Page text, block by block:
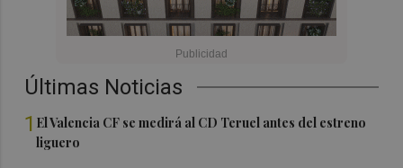
Últimas Noticias
1 El Valencia CF se medirá al CD Teruel antes del estreno
liguero